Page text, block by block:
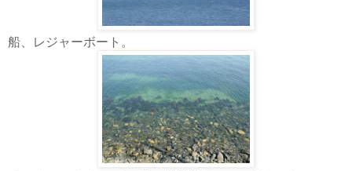
船、レジャーボート。